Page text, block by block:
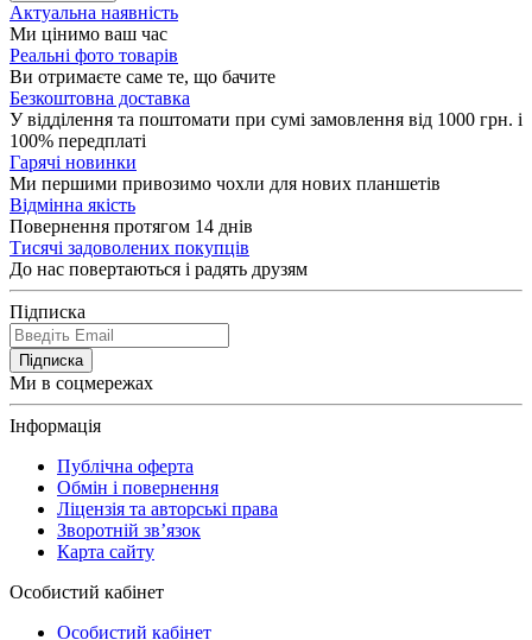
Актуальна наявність
Ми цінимо ваш час
Реальні фото товарів
Ви отримаєте саме те, що бачите
Безкоштовна доставка
У відділення та поштомати при сумі замовлення від 1000 грн. і
100% передплаті
Гарячі новинки
Ми першими привозимо чохли для нових планшетів
Відмінна якість
Повернення протягом 14 днів
Тисячі задоволених покупців
До нас повертаються і радять друзям
Підписка
Підписка
Ми в соцмережах
Інформація
Публічна оферта
Обмін і повернення
Ліцензія та авторські права
Зворотній зв’язок
Карта сайту
Особистий кабінет
Особистий кабінет